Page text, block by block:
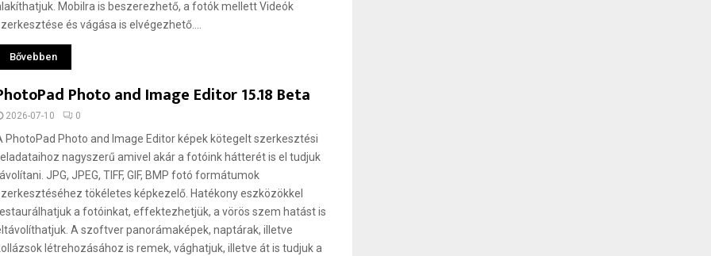
Mobilra is beszerezhető, a fotók mellett Videók
és vágása is elvégezhető....
Bővebben
Photo and Image Editor 15.18 Beta
2026-07-10 0
PhotoPad Photo and Image Editor képek kötegelt szerkesztési
nagyszerű amivel akár a fotóink hátterét is el tudjuk
JPG, JPEG, TIFF, GIF, BMP fotó formátumok
tökéletes képkezelő. Hatékony eszközökkel
a fotóinkat, effektezhetjük, a vörös szem hatást is
A szoftver panorámaképek, naptárak, illetve
létrehozásához is remek, vághatjuk, illetve át is tudjuk a